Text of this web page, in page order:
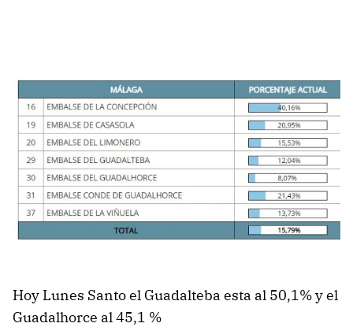
Hoy Lunes Santo el Guadalteba esta al 50,1% y el
Guadalhorce al 45,1 %